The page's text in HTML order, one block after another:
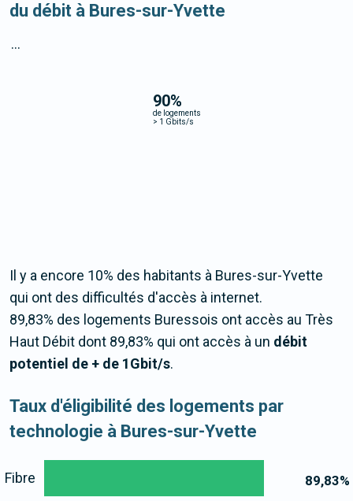
du débit à Bures-sur-Yvette
90%
de logements
> 1 Gbits/s
...
Il y a encore 10% des habitants à Bures-sur-Yvette
qui ont des difficultés d'accès à internet.
89,83% des logements Buressois ont accès au Très
Haut Débit dont 89,83% qui ont accès à un débit
potentiel de + de 1Gbit/s.
Taux d'éligibilité des logements par
technologie à Bures-sur-Yvette
89,83%
Fibre